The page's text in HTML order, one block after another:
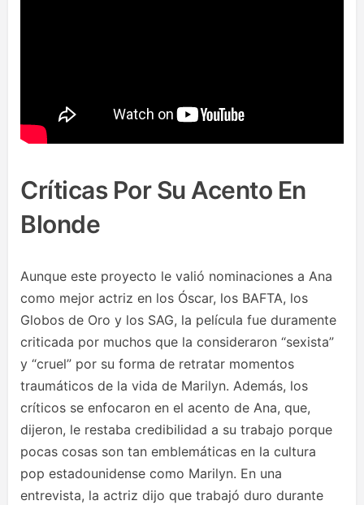
Críticas Por Su Acento En
Blonde
Aunque este proyecto le valió nominaciones a Ana
como mejor actriz en los Óscar, los BAFTA, los
Globos de Oro y los SAG, la película fue duramente
criticada por muchos que la consideraron “sexista”
y “cruel” por su forma de retratar momentos
traumáticos de la vida de Marilyn. Además, los
críticos se enfocaron en el acento de Ana, que,
dijeron, le restaba credibilidad a su trabajo porque
pocas cosas son tan emblemáticas en la cultura
pop estadounidense como Marilyn. En una
entrevista, la actriz dijo que trabajó duro durante